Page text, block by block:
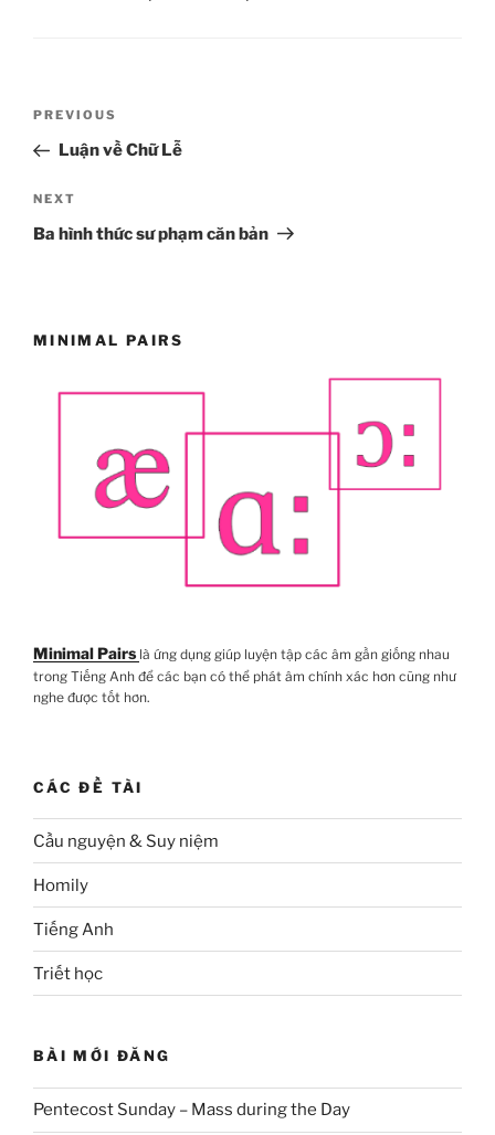
navigation
Previous
Post
PREVIOUS
Luận về Chữ Lễ
Next
Post
NEXT
Ba hình thức sư phạm căn bản
MINIMAL PAIRS
Minimal Pairs là ứng dụng giúp luyện tập các âm gần giống nhau
trong Tiếng Anh để các bạn có thể phát âm chính xác hơn cũng như
nghe được tốt hơn.
CÁC ĐỀ TÀI
Cầu nguyện & Suy niệm
Homily
Tiếng Anh
Triết học
BÀI MỚI ĐĂNG
Pentecost Sunday – Mass during the Day